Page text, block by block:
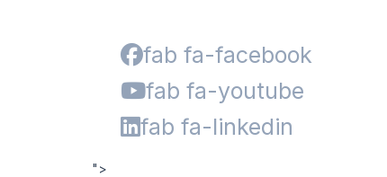
fab fa-facebook
fab fa-youtube
fab fa-linkedin
">